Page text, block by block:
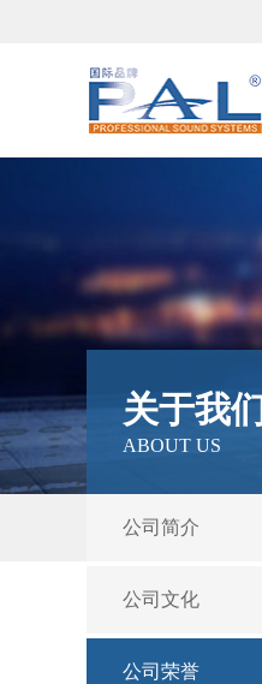
关于我们
ABOUT US
公司简介
公司文化
公司荣誉